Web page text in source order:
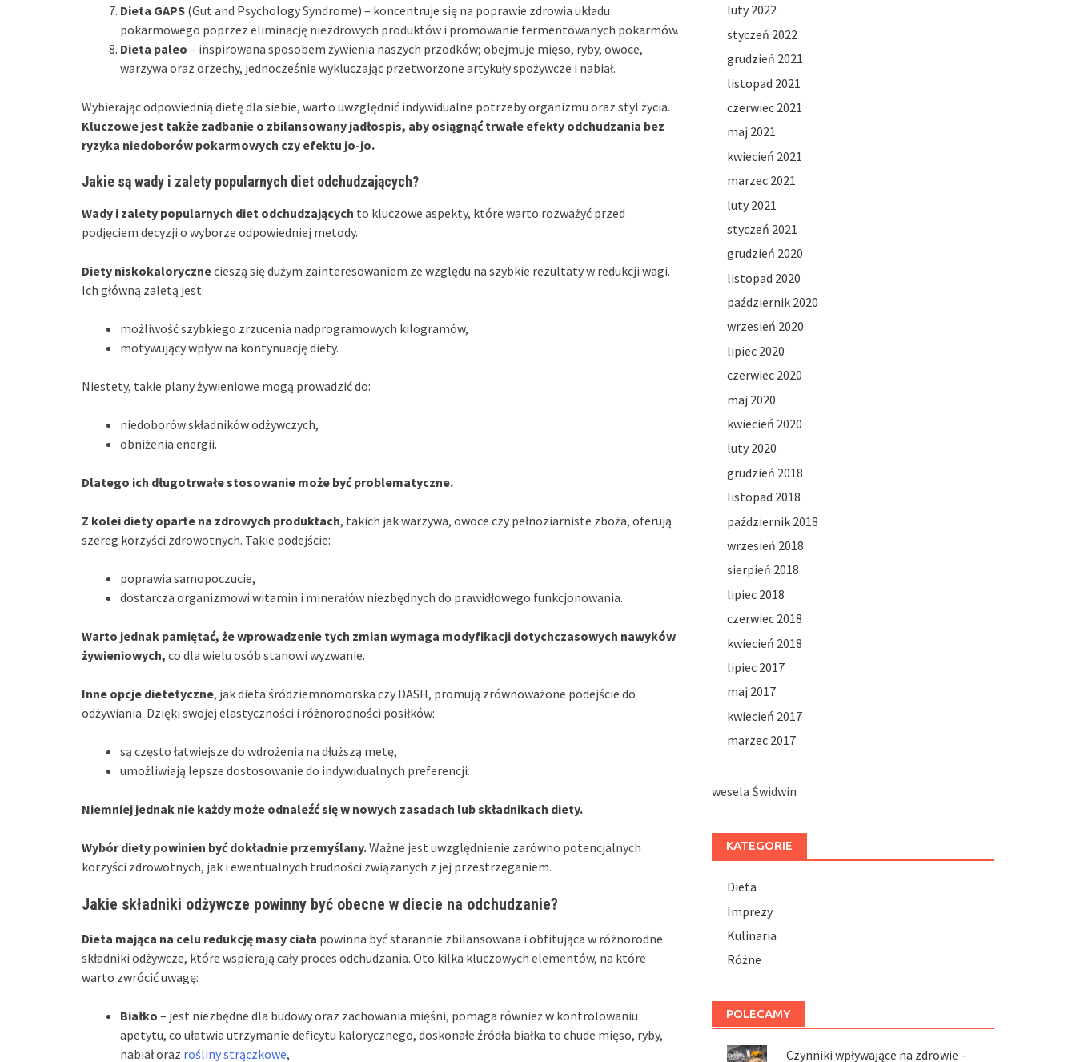
Dieta GAPS (Gut and Psychology Syndrome) – koncentruje się na poprawie zdrowia układu
pokarmowego poprzez eliminację niezdrowych produktów i promowanie fermentowanych pokarmów.
Dieta paleo – inspirowana sposobem żywienia naszych przodków; obejmuje mięso, ryby, owoce,
warzywa oraz orzechy, jednocześnie wykluczając przetworzone artykuły spożywcze i nabiał.
Wybierając odpowiednią dietę dla siebie, warto uwzględnić indywidualne potrzeby organizmu oraz styl życia.
Kluczowe jest także zadbanie o zbilansowany jadłospis, aby osiągnąć trwałe efekty odchudzania bez
ryzyka niedoborów pokarmowych czy efektu jo-jo.
Jakie są wady i zalety popularnych diet odchudzających?
Wady i zalety popularnych diet odchudzających to kluczowe aspekty, które warto rozważyć przed
podjęciem decyzji o wyborze odpowiedniej metody.
Diety niskokalorycznecieszą się dużym zainteresowaniem ze względu na szybkie rezultaty w redukcji wagi.
Ich główną zaletą jest:
możliwość szybkiego zrzucenia nadprogramowych kilogramów,
motywujący wpływ na kontynuację diety.
Niestety, takie plany żywieniowe mogą prowadzić do:
niedoborów składników odżywczych,
obniżenia energii.
Dlatego ich długotrwałe stosowanie może być problematyczne.
Z kolei diety oparte na zdrowych produktach, takich jak warzywa, owoce czy pełnoziarniste zboża, oferują
szereg korzyści zdrowotnych. Takie podejście:
poprawia samopoczucie,
dostarcza organizmowi witamin i minerałów niezbędnych do prawidłowego funkcjonowania.
Warto jednak pamiętać, że wprowadzenie tych zmian wymaga modyfikacji dotychczasowych nawyków
żywieniowych, co dla wielu osób stanowi wyzwanie.
Inne opcje dietetyczne, jak dieta śródziemnomorska czy DASH, promują zrównoważone podejście do
odżywiania. Dzięki swojej elastyczności i różnorodności posiłków:
są często łatwiejsze do wdrożenia na dłuższą metę,
umożliwiają lepsze dostosowanie do indywidualnych preferencji.
Niemniej jednak nie każdy może odnaleźć się w nowych zasadach lub składnikach diety.
Wybór diety powinien być dokładnie przemyślany.Ważne jest uwzględnienie zarówno potencjalnych
korzyści zdrowotnych, jak i ewentualnych trudności związanych z jej przestrzeganiem.
Jakie składniki odżywcze powinny być obecne w diecie na odchudzanie?
Dieta mająca na celu redukcję masy ciała powinna być starannie zbilansowana i obfitująca w różnorodne
składniki odżywcze, które wspierają cały proces odchudzania. Oto kilka kluczowych elementów, na które
warto zwrócić uwagę:
Białko – jest niezbędne dla budowy oraz zachowania mięśni, pomaga również w kontrolowaniu
apetytu, co ułatwia utrzymanie deficytu kalorycznego, doskonałe źródła białka to chude mięso, ryby,
nabiał oraz rośliny strączkowe,
luty 2022
styczeń 2022
grudzień 2021
listopad 2021
czerwiec 2021
maj 2021
kwiecień 2021
marzec 2021
luty 2021
styczeń 2021
grudzień 2020
listopad 2020
październik 2020
wrzesień 2020
lipiec 2020
czerwiec 2020
maj 2020
kwiecień 2020
luty 2020
grudzień 2018
listopad 2018
październik 2018
wrzesień 2018
sierpień 2018
lipiec 2018
czerwiec 2018
kwiecień 2018
lipiec 2017
maj 2017
kwiecień 2017
marzec 2017
wesela Świdwin
KATEGORIE
Dieta
Imprezy
Kulinaria
Różne
POLECAMY
Czynniki wpływające na zdrowie –